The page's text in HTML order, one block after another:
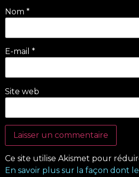
Nom *
E-mail *
Site web
Ce site utilise Akismet pour
En savoir plus sur la façon dont